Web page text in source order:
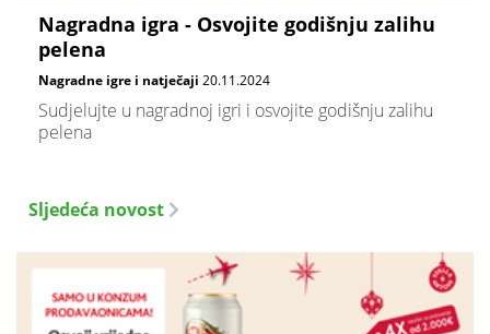
Nagradna igra - Osvojite godišnju zalihu
pelena
Nagradne igre i natječaji 20.11.2024
Sudjelujte u nagradnoj igri i osvojite godišnju zalihu
pelena
Sljedeća novost